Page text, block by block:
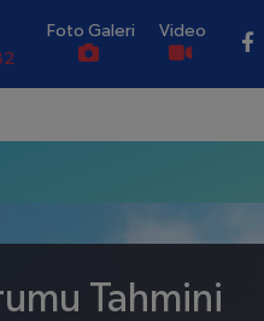
Foto Galeri Video
Tahmini